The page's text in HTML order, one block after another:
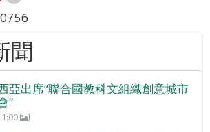
聞
亞出席“聯合國教科文組織創意城市
”